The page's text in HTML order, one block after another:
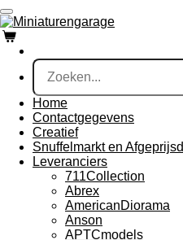
Ga
direct
naar
de
hoofdinhoud
Home
Contactgegevens
Creatief
Snuffelmarkt en Afgeprijsd
Leveranciers
711Collection
Abrex
AmericanDiorama
Anson
APTCmodels